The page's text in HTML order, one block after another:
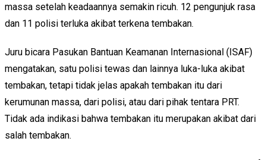
massa setelah keadaannya semakin ricuh. 12 pengunjuk rasa
dan 11 polisi terluka akibat terkena tembakan.
Juru bicara Pasukan Bantuan Keamanan Internasional (ISAF)
mengatakan, satu polisi tewas dan lainnya luka-luka akibat
tembakan, tetapi tidak jelas apakah tembakan itu dari
kerumunan massa, dari polisi, atau dari pihak tentara PRT.
Tidak ada indikasi bahwa tembakan itu merupakan akibat dari
salah tembakan.